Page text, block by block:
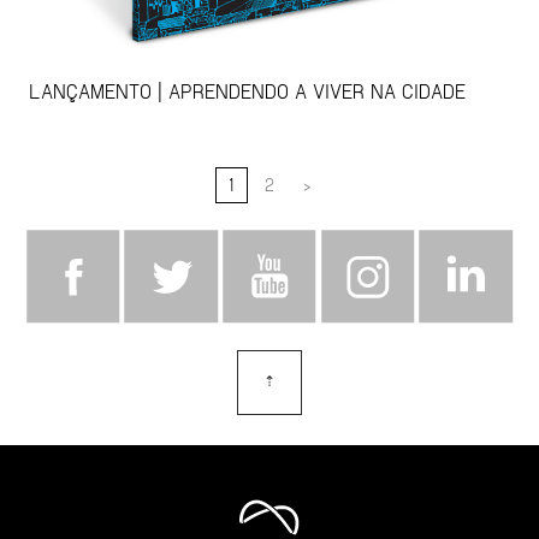
LANÇAMENTO | APRENDENDO A VIVER NA CIDADE
1 2 >
⇡